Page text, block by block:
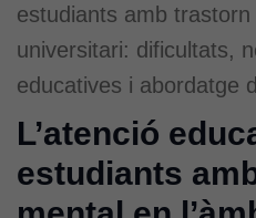
estudiants amb trastorn
universitari: dificultats,
educatives i abordatge
L’atenció
estudiants